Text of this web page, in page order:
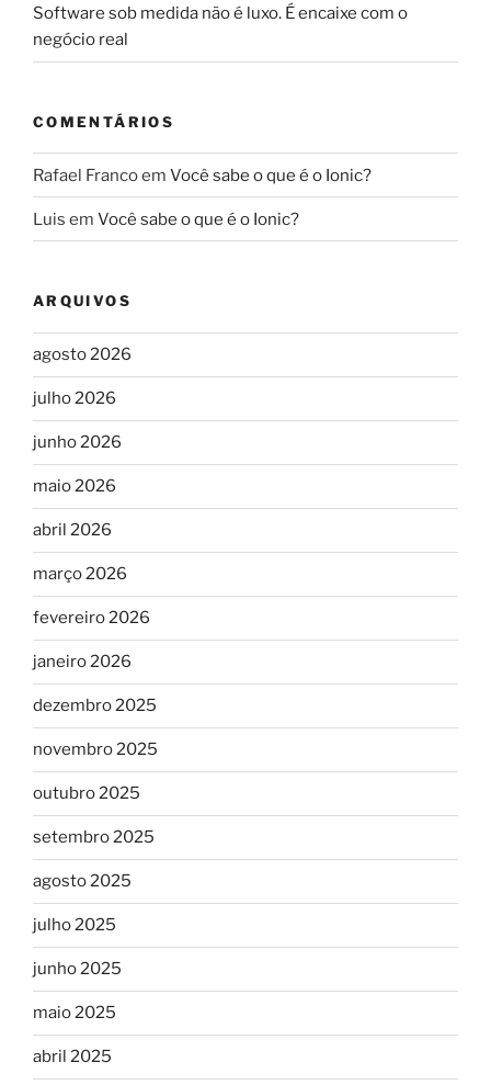
Software sob medida não é luxo. É encaixe com o
negócio real
COMENTÁRIOS
Rafael Francoem Você sabe o que é o Ionic?
Luis em Você sabe o que é o Ionic?
ARQUIVOS
agosto 2026
julho 2026
junho 2026
maio 2026
abril 2026
março 2026
fevereiro 2026
janeiro 2026
dezembro 2025
novembro 2025
outubro 2025
setembro 2025
agosto 2025
julho 2025
junho 2025
maio 2025
abril 2025